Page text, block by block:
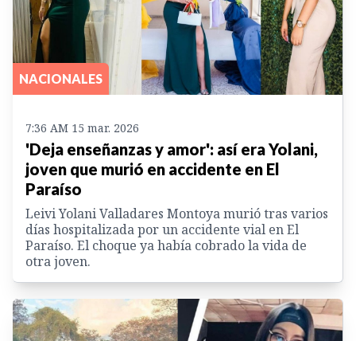
NACIONALES
7:36 AM 15 mar. 2026
'Deja enseñanzas y amor': así era Yolani,
joven que murió en accidente en El
Paraíso
Leivi Yolani Valladares Montoya murió tras varios
días hospitalizada por un accidente vial en El
Paraíso. El choque ya había cobrado la vida de
otra joven.